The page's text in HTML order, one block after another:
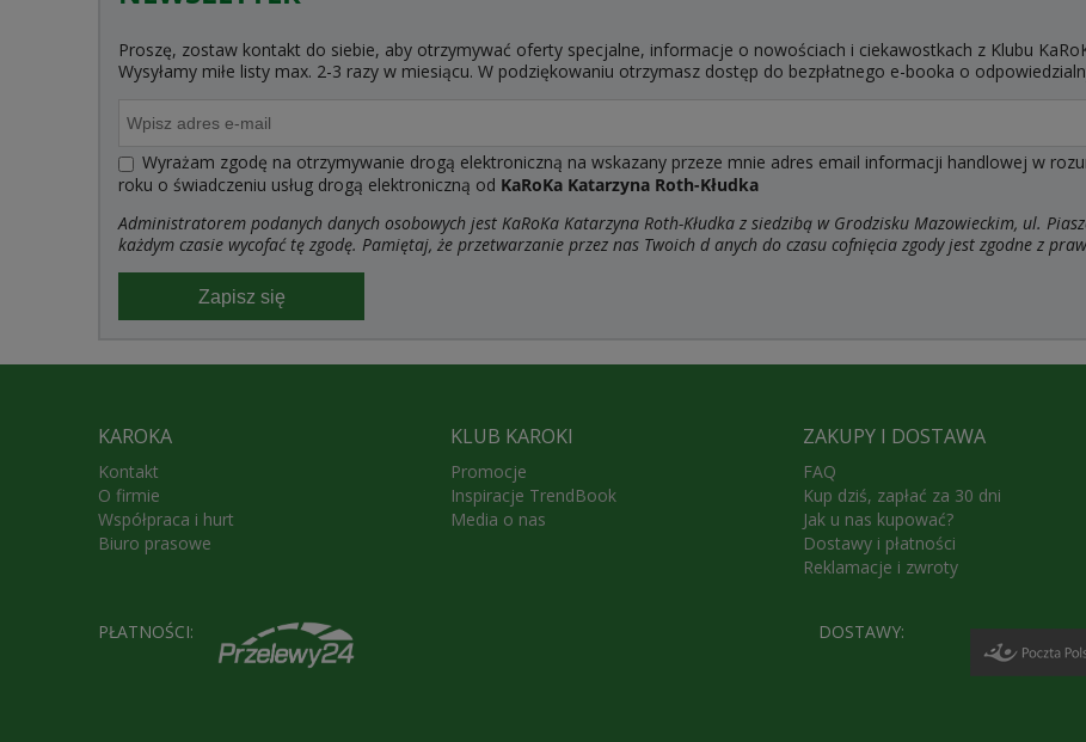
Proszę, zostaw kontakt do siebie, aby otrzymywać oferty specjalne, informacje o nowościach i ciekawostkach z Klubu
Wysyłamy miłe listy max. 2-3 razy w miesiącu. W podziękowaniu otrzymasz dostęp do bezpłatnego e-booka o
Wyrażam zgodę na otrzymywanie drogą elektroniczną na wskazany przeze mnie adres email informacji handlowej w
roku o świadczeniu usług drogą elektroniczną od KaRoKa Katarzyna Roth-Kłudka
Administratorem podanych danych osobowych jest KaRoKa Katarzyna Roth-Kłudka z siedzibą w Grodzisku Mazowieckim, ul.
każdym czasie wycofać tę zgodę. Pamiętaj, że przetwarzanie przez nas Twoich d anych do czasu cofnięcia zgody jest zgodne z
Zapisz się
KAROKA
Kontakt
O firmie
Współpraca i hurt
Biuro prasowe
KLUB KAROKI
Promocje
Inspiracje TrendBook
Media o nas
ZAKUPY I DOSTAWA
FAQ
Kup dziś, zapłać za 30 dni
Jak u nas kupować?
Dostawy i płatności
Reklamacje i zwroty
PŁATNOŚCI: DOSTAWY: